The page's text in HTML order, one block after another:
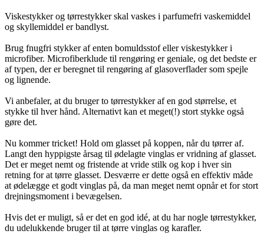
Viskestykker og tørrestykker skal vaskes i parfumefri vaskemiddel
og skyllemiddel er bandlyst.
Brug fnugfri stykker af enten bomuldsstof eller viskestykker i
microfiber. Microfiberklude til rengøring er geniale, og det bedste er
af typen, der er beregnet til rengøring af glasoverflader som spejle
og lignende.
Vi anbefaler, at du bruger to tørrestykker af en god størrelse, et
stykke til hver hånd. Alternativt kan et meget(!) stort stykke også
gøre det.
Nu kommer tricket! Hold om glasset på koppen, når du tørrer af.
Langt den hyppigste årsag til ødelagte vinglas er vridning af glasset.
Det er meget nemt og fristende at vride stilk og kop i hver sin
retning for at tørre glasset. Desværre er dette også en effektiv måde
at ødelægge et godt vinglas på, da man meget nemt opnår et for stort
drejningsmoment i bevægelsen.
Hvis det er muligt, så er det en god idé, at du har nogle tørrestykker,
du udelukkende bruger til at tørre vinglas og karafler.